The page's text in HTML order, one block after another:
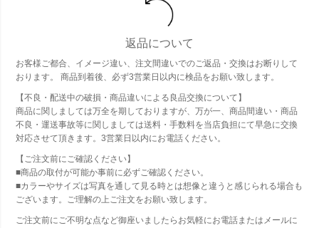
返品について
お客様ご都合、イメージ違い、注文間違いでのご返品・交換はお断りして
おります。 商品到着後、必ず3営業日以内に検品をお願い致します。
【不良・配送中の破損・商品違いによる良品交換について】
商品に関しましては万全を期しておりますが、万が一、商品間違い・商品
不良・運送事故等に関しましては送料・手数料を当店負担にて早急に交換
対応させて頂きます。3営業日以内にお電話ください。
【ご注文前にご確認ください】
■商品の取付が可能か事前に必ずご確認ください。
■カラーやサイズは写真を通して見る時とは想像と違うと感じられる場合も
ございます。ご理解の上ご注文をお願い致します。
ご注文前にご不明な点など御座いましたらお気軽にお電話またはメールに